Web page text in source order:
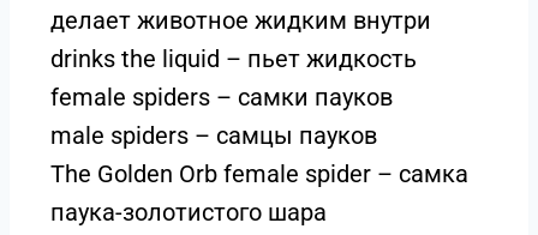
делает животное жидким внутри
drinks the liquid – пьет жидкость
female spiders – самки пауков
male spiders – самцы пауков
The Golden Orb female spider – самка
паука-золотистого шара